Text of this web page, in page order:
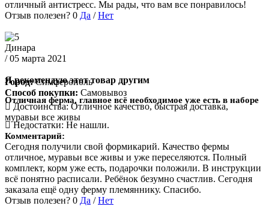
отличный антистресс. Мы рады, что вам все понравилось!
Отзыв полезен? 0 Да /Нет
Динара
/ 05 марта 2021
Я рекомендую этот товар другим
Город:Симферополь
Способ покупки: Самовывоз
Отличная ферма, главное всё необходимое уже есть в наборе
Достоинства:Отличное качество, быстрая доставка,
муравьи все живы
Недостатки: Не нашли.
Комментарий:
Сегодня получили свой формикарий. Качество фермы
отличное, муравьи все живы и уже переселяются. Полный
комплект, корм уже есть, подарочки положили. В инструкции
всё понятно расписали. Ребёнок безумно счастлив. Сегодня
заказала ещё одну ферму племяннику. Спасибо.
Отзыв полезен? 0 Да /Нет